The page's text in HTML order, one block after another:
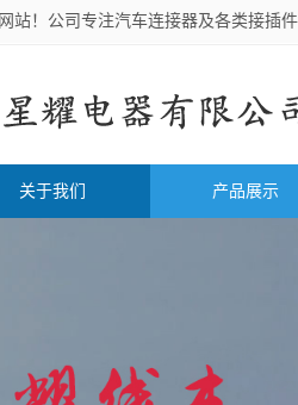
站！公司专注汽车连接器及各类接插
关于我们 产品展示